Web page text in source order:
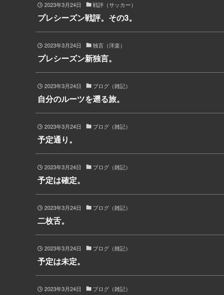
2023年3月24日 戦評（サッカー）
プレシーズン戦評。その3。
2023年3月24日 独言（洋楽）
プレシーズン新独言。
2023年3月24日 ブログ（雑記）
自分のルーツを遡る旅。
2023年3月24日 ブログ（雑記）
予定通り。
2023年3月24日 ブログ（雑記）
予定は確定。
2023年3月24日 ブログ（雑記）
二枚舌。
2023年3月24日 ブログ（雑記）
予定は未定。
2023年3月24日 ブログ（雑記）